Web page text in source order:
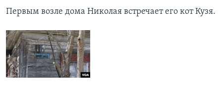
Первым возле дома Николая встречает его кот Кузя.